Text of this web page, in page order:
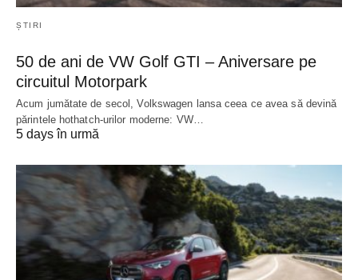
ȘTIRI
50 de ani de VW Golf GTI – Aniversare pe
circuitul Motorpark
Acum jumătate de secol, Volkswagen lansa ceea ce avea să devină
părintele hothatch-urilor moderne: VW…
5 days în urmă